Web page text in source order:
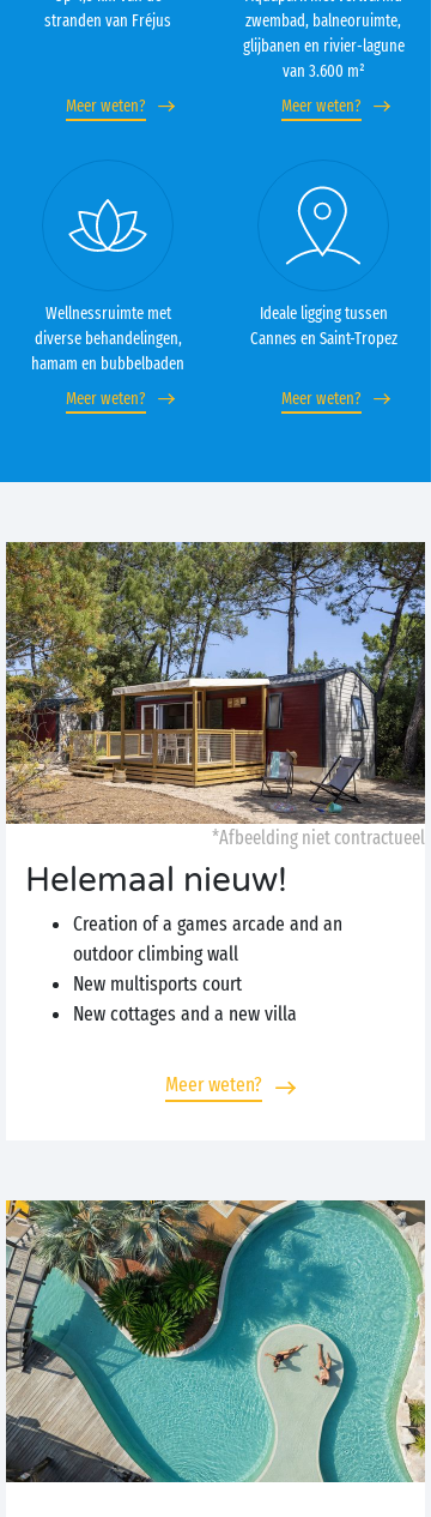
stranden van Fréjus
Meer weten?
zwembad, balneoruimte,
glijbanen en rivier-lagune
van 3.600 m²
Meer weten?
Wellnessruimte met
diverse behandelingen,
hamam en bubbelbaden
Meer weten?
Ideale ligging tussen
Cannes en Saint-Tropez
Meer weten?
*Afbeelding niet contractueel
Helemaal nieuw!
Creation of a games arcade and an
outdoor climbing wall
New multisports court
New cottages and a new villa
Meer weten?